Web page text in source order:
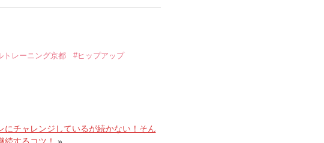
トレーニング京都
#ヒップアップ
にチャレンジしているが続かない！そん